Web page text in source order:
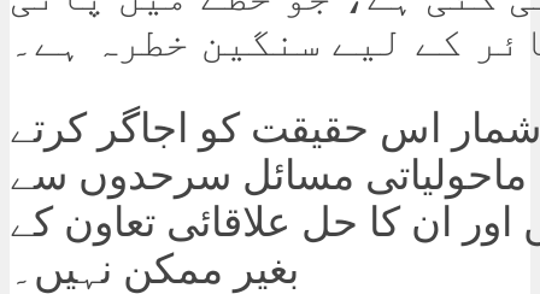
کے لیے سنگین خطرہ ہے۔
شمار اس حقیقت کو اجاگر کرتے
ماحولیاتی مسائل سرحدوں سے
اور ان کا حل علاقائی تعاون کے
بغیر ممکن نہیں۔